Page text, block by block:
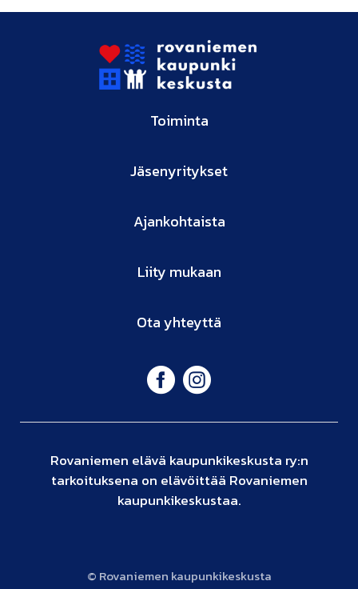
Toiminta
Jäsenyritykset
Ajankohtaista
Liity mukaan
Ota yhteyttä
Rovaniemen elävä kaupunkikeskusta ry:n
tarkoituksena on elävöittää Rovaniemen
kaupunkikeskustaa.
© Rovaniemen kaupunkikeskusta